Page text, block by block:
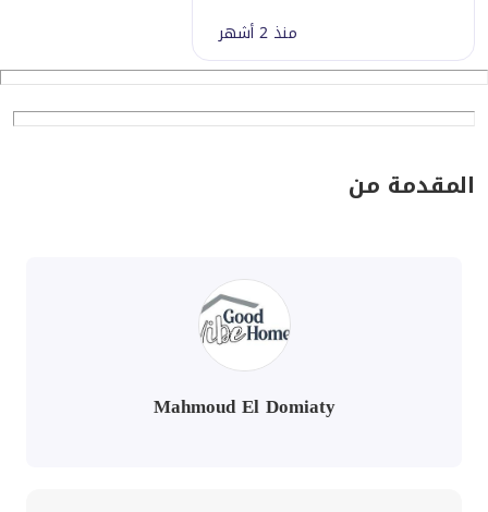
منذ 2 أشهر
المقدمة من
Mahmoud El Domiaty